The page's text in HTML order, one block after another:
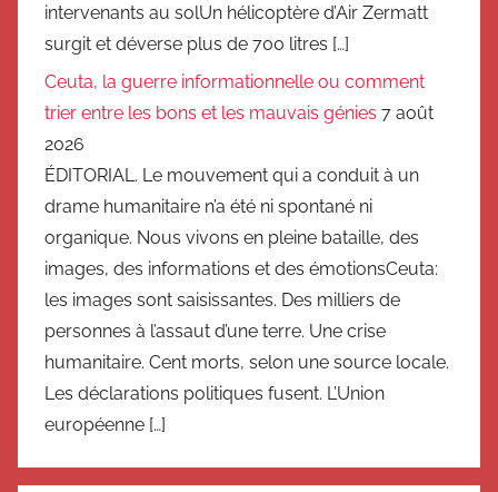
intervenants au solUn hélicoptère d’Air Zermatt
surgit et déverse plus de 700 litres […]
Ceuta, la guerre informationnelle ou comment
trier entre les bons et les mauvais génies 7 août
2026
ÉDITORIAL. Le mouvement qui a conduit à un
drame humanitaire n’a été ni spontané ni
organique. Nous vivons en pleine bataille, des
images, des informations et des émotionsCeuta:
les images sont saisissantes. Des milliers de
personnes à l’assaut d’une terre. Une crise
humanitaire. Cent morts, selon une source locale.
Les déclarations politiques fusent. L’Union
européenne […]